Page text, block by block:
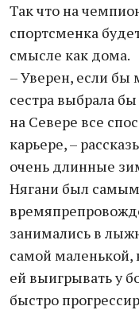
Так что на
спортсменка
смысле как дома.
– Уверен, если бы
сестра выбрала
на Севере все
карьере, –
очень длинные
Нягани был
занимались в
самой маленькой,
ей выигрывать у
быстро